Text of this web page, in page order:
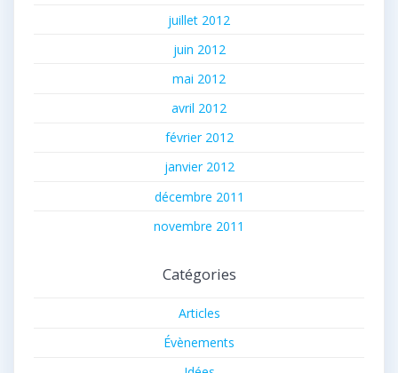
juillet 2012
juin 2012
mai 2012
avril 2012
février 2012
janvier 2012
décembre 2011
novembre 2011
Catégories
Articles
Évènements